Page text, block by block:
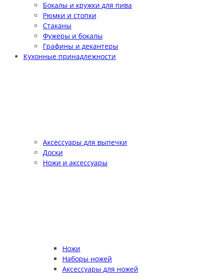
Бокалы и кружки для пива
Рюмки и стопки
Стаканы
Фужеры и бокалы
Графины и декантеры
Кухонные принадлежности
Аксессуары для выпечки
Доски
Ножи и аксессуары
Ножи
Наборы ножей
Аксессуары для ножей